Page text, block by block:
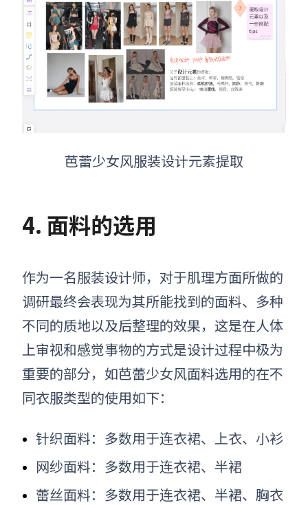
芭蕾少女风服装设计元素提取
4. 面料的选用
作为一名服装设计师，对于肌理方面所做的
调研最终会表现为其所能找到的面料、多种
不同的质地以及后整理的效果，这是在人体
上审视和感觉事物的方式是设计过程中极为
重要的部分， 如芭蕾少女风面料选用的在不
同衣服类型的使用如下：
针织面料：多数用于连衣裙、上衣、小衫
网纱面料：多数用于连衣裙、半裙
蕾丝面料：多数用于连衣裙、半裙、胸衣